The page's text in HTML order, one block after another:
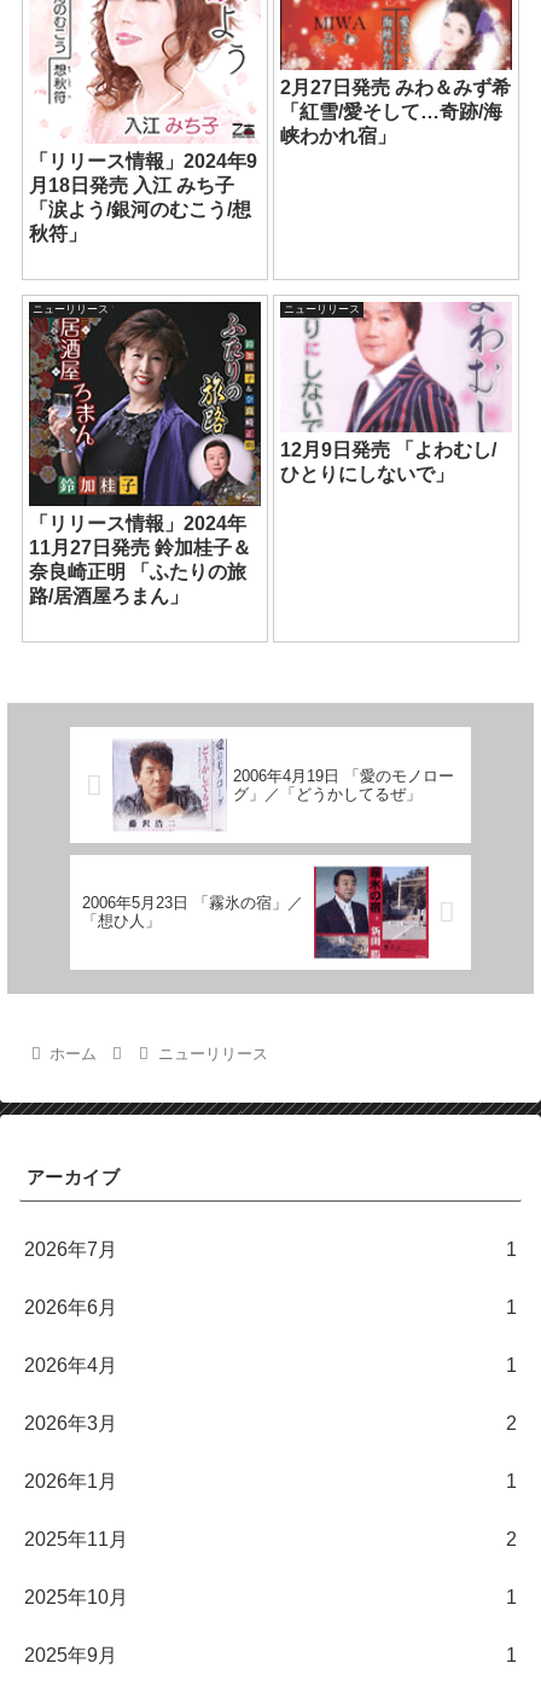
「リリース情報」2024年9
月18日発売 入江 みち子
「涙よう/銀河のむこう/想
秋符」
2月27日発売 みわ＆みず希
「紅雪/愛そして…奇跡/海
峡わかれ宿」
ニューリリース
「リリース情報」2024年
11月27日発売 鈴加桂子＆
奈良崎正明 「ふたりの旅
路/居酒屋ろまん」
ニューリリース
12月9日発売 「よわむし/
ひとりにしないで」
2006年4月19日 「愛のモノロー
グ」／「どうかしてるぜ」
2006年5月23日 「霧氷の宿」／
「想ひ人」
ホーム ニューリリース
アーカイブ
2026年7月 1
2026年6月 1
2026年4月 1
2026年3月 2
2026年1月 1
2025年11月 2
2025年10月 1
2025年9月 1